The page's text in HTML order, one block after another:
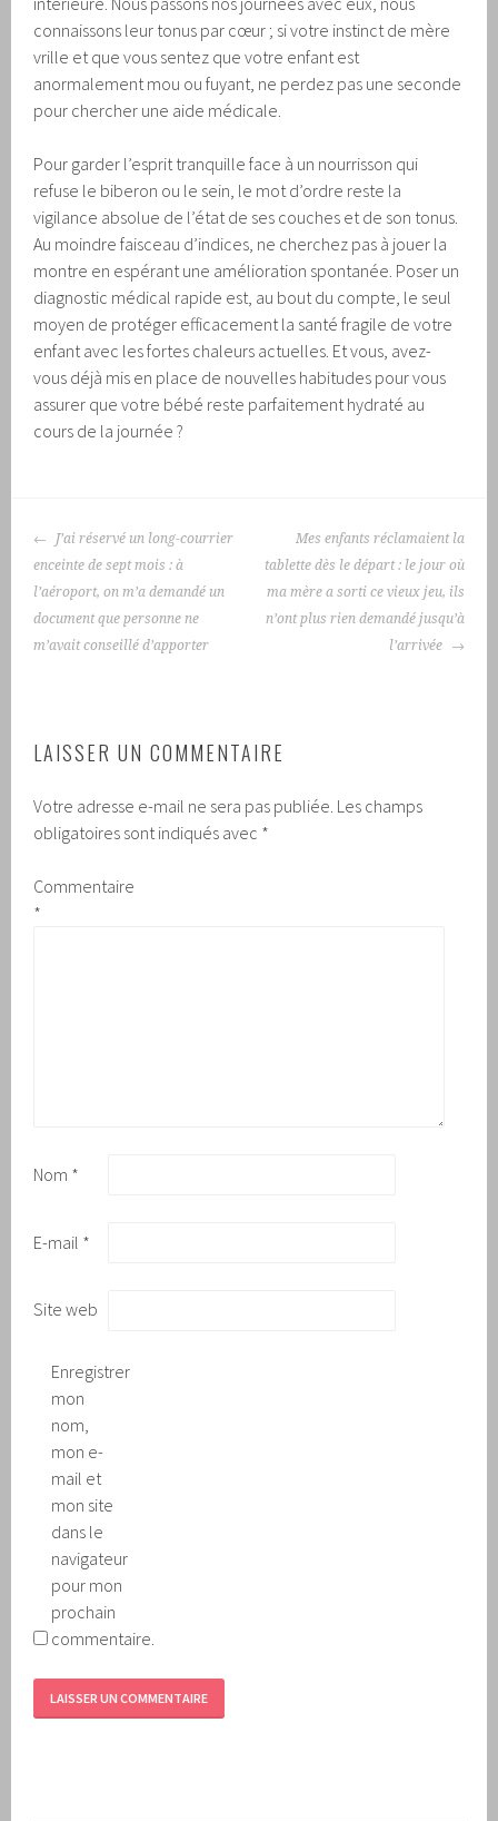
connaissons leur tonus par cœur ; si votre instinct de mère
vrille et que vous sentez que votre enfant est
anormalement mou ou fuyant, ne perdez pas une seconde
pour chercher une aide médicale.
Pour garder l’esprit tranquille face à un nourrisson qui
refuse le biberon ou le sein, le mot d’ordre reste la
vigilance absolue de l’état de ses couches et de son tonus.
Au moindre faisceau d’indices, ne cherchez pas à jouer la
montre en espérant une amélioration spontanée. Poser un
diagnostic médical rapide est, au bout du compte, le seul
moyen de protéger efficacement la santé fragile de votre
enfant avec les fortes chaleurs actuelles. Et vous, avez-
vous déjà mis en place de nouvelles habitudes pour vous
assurer que votre bébé reste parfaitement hydraté au
cours de la journée ?
NAVIGATION
DES
ARTICLES
J’ai réservé un long-courrier
enceinte de sept mois : à
l’aéroport, on m’a demandé un
document que personne ne
m’avait conseillé d’apporter
Mes enfants réclamaient la
tablette dès le départ : le jour où
ma mère a sorti ce vieux jeu, ils
n’ont plus rien demandé jusqu’à
l’arrivée
LAISSER UN COMMENTAIRE
Votre adresse e-mail ne sera pas publiée. Les champs
obligatoires sont indiqués avec *
Commentaire
*
Nom *
E-mail *
Site web
Enregistrer
mon
nom,
mon e-
mail et
mon site
dans le
navigateur
pour mon
prochain
commentaire.